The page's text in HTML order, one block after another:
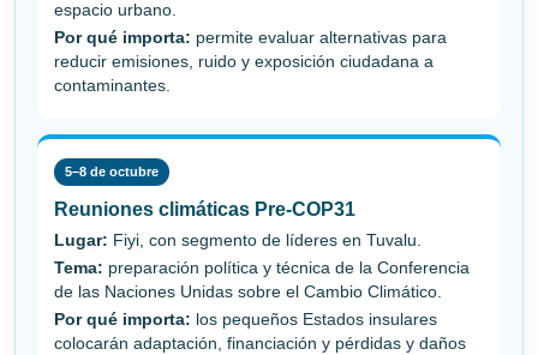
espacio urbano.
Por qué importa: permite evaluar alternativas para
reducir emisiones, ruido y exposición ciudadana a
contaminantes.
5–8 de octubre
Reuniones climáticas Pre-COP31
Lugar: Fiyi, con segmento de líderes en Tuvalu.
Tema: preparación política y técnica de la Conferencia
de las Naciones Unidas sobre el Cambio Climático.
Por qué importa: los pequeños Estados insulares
colocarán adaptación, financiación y pérdidas y daños